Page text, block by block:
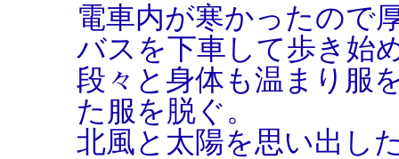
電車内が寒かったので
バスを下車して歩き始
段々と身体も温まり服
た服を脱ぐ。
北風と太陽を思い出し